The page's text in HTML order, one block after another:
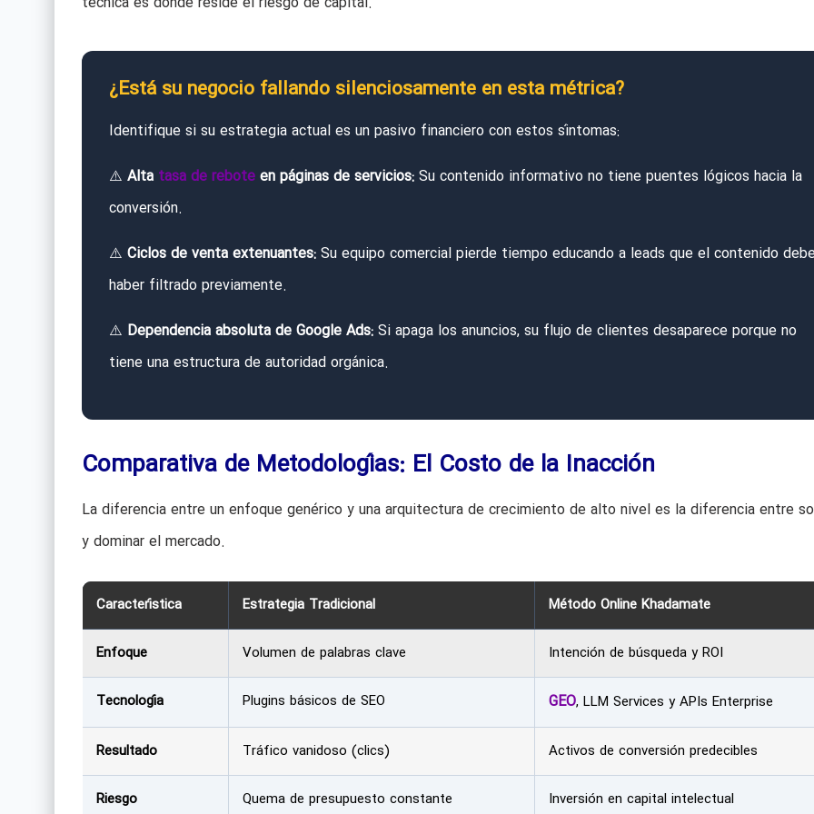
¿Está su negocio fallando silenciosamente en esta métrica?
Identifique si su estrategia actual es un pasivo financiero con estos síntomas:
⚠️ Alta tasa de reboteen páginas de servicios:Su contenido informativo no tiene puentes lógicos hacia la
conversión.
⚠️ Ciclos de venta extenuantes:Su equipo comercial pierde tiempo educando a leads que el contenido
haber filtrado previamente.
⚠️ Dependencia absoluta de Google Ads:Si apaga los anuncios, su flujo de clientes desaparece porque no
tiene una estructura de autoridad orgánica.
Comparativa de Metodologías: El Costo de la Inacción
La diferencia entre un enfoque genérico y una arquitectura de crecimiento de alto nivel es la diferencia entre
y dominar el mercado.
Característica Estrategia Tradicional Método Online Khadamate
Enfoque Volumen de palabras clave Intención de búsqueda y ROI
Tecnología Plugins básicos de SEO GEO, LLM Services y APIs Enterprise
Resultado Tráfico vanidoso (clics) Activos de conversión predecibles
Riesgo Quema de presupuesto constante Inversión en capital intelectual